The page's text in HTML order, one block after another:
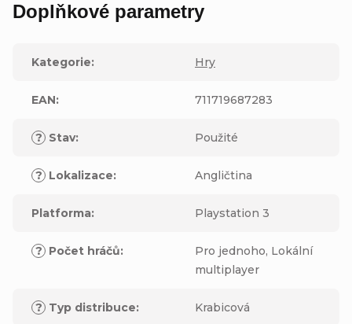
Doplňkové parametry
Kategorie: Hry
EAN: 711719687283
? Stav: Použité
? Lokalizace: Angličtina
Platforma: Playstation 3
? Počet hráčů:
Pro jednoho, Lokální
multiplayer
? Typ distribuce: Krabicová